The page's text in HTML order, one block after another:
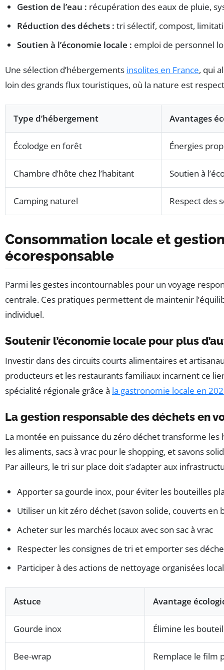
Gestion de l’eau : récupération des eaux de pluie,
Réduction des déchets : tri sélectif, compost,
Soutien à l’économie locale : emploi de personnel
Une sélection d’hébergements insolites en France, qui
loin des grands flux touristiques, où la nature est
Type d’hébergement Avantages
Écolodge en forêt Énergies
Chambre d’hôte chez l’habitant Soutien à
Camping naturel Respect des
Consommation locale et
écoresponsable
Parmi les gestes incontournables pour un voyage
centrale. Ces pratiques permettent de maintenir
individuel.
Soutenir l’économie locale pour plus
Investir dans des circuits courts alimentaires et
producteurs et les restaurants familiaux incarnent ce
spécialité régionale grâce à la gastronomie locale en
La gestion responsable des déchets en
La montée en puissance du zéro déchet transforme
les aliments, sacs à vrac pour le shopping, et savons
Par ailleurs, le tri sur place doit s’adapter aux
Apporter sa gourde inox, pour éviter les bouteilles
Utiliser un kit zéro déchet (savon solide, couverts en
Acheter sur les marchés locaux avec son sac à vrac
Respecter les consignes de tri et emporter ses
Participer à des actions de nettoyage organisées
Astuce Avantage
Gourde inox Élimine les
Bee-wrap Remplace le film